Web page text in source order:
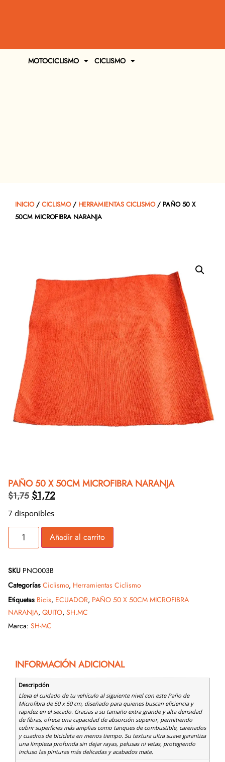
MOTOCICLISMO CICLISMO
INICIO/ CICLISMO/ HERRAMIENTAS CICLISMO/ PAÑO 50 X
50CM MICROFIBRA NARANJA
PAÑO 50 X 50CM MICROFIBRA NARANJA
$1,75 $1,72
7 disponibles
Añadir al carrito
SKU PNO003B
Categorías Ciclismo, Herramientas Ciclismo
Etiquetas Bicis, ECUADOR, PAÑO 50 X 50CM MICROFIBRA
NARANJA, QUITO, SH.MC
Marca: SH-MC
INFORMACIÓN ADICIONAL
Descripción
Lleva el cuidado de tu vehículo al siguiente nivel con este Paño de
Microfibra de 50 x 50 cm, diseñado para quienes buscan eficiencia y
rapidez en el secado. Gracias a su tamaño extra grande y alta densidad
de fibras, ofrece una capacidad de absorción superior, permitiendo
cubrir superficies más amplias como tanques de combustible, carenados
y cuadros de bicicleta en menos tiempo. Su textura ultra suave garantiza
una limpieza profunda sin dejar rayas, pelusas ni vetas, protegiendo
incluso las pinturas más delicadas y acabados mate.